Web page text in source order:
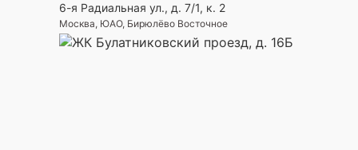
6-я Радиальная ул., д. 7/1, к. 2
Москва, ЮАО, Бирюлёво Восточное